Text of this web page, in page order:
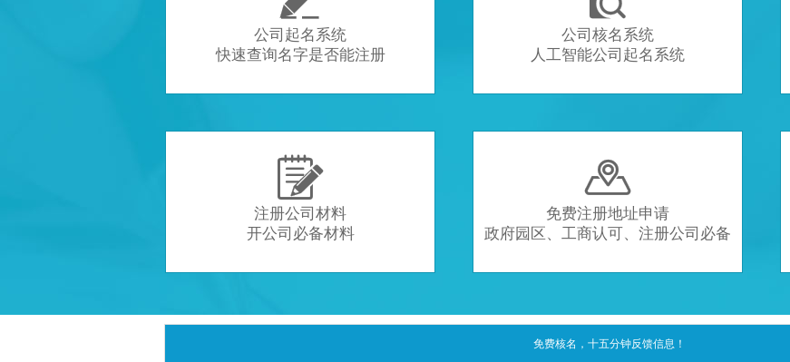
公司起名系统
快速查询名字是否能注册
公司核名系统
人工智能公司起名系统

注册公司材料
开公司必备材料

免费注册地址申请
政府园区、工商认可、注册公司必备
免费核名，十五分钟反馈信息！